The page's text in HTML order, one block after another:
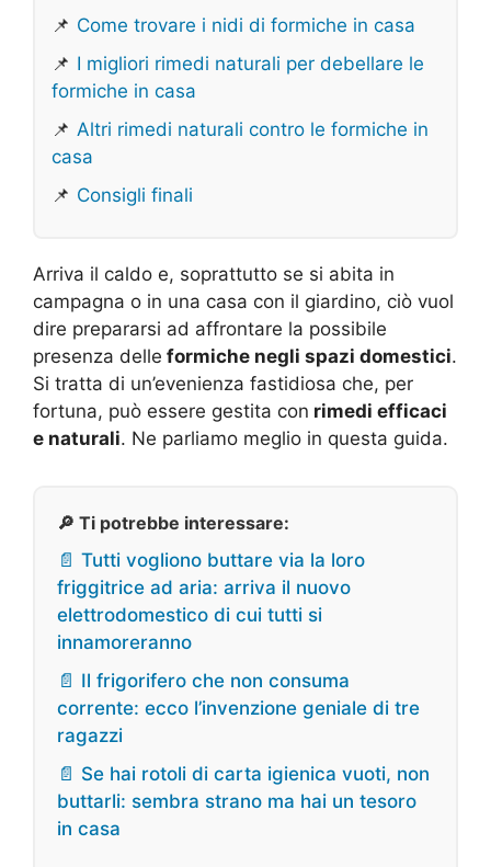
📌 Come trovare i nidi di formiche in casa
📌 I migliori rimedi naturali per debellare le
formiche in casa
📌 Altri rimedi naturali contro le formiche in
casa
📌 Consigli finali
Arriva il caldo e, soprattutto se si abita in
campagna o in una casa con il giardino, ciò vuol
dire prepararsi ad affrontare la possibile
presenza delle formiche negli spazi domestici.
Si tratta di un’evenienza fastidiosa che, per
fortuna, può essere gestita con rimedi efficaci
e naturali. Ne parliamo meglio in questa guida.
🔎 Ti potrebbe interessare:
📄 Tutti vogliono buttare via la loro
friggitrice ad aria: arriva il nuovo
elettrodomestico di cui tutti si
innamoreranno
📄 Il frigorifero che non consuma
corrente: ecco l’invenzione geniale di tre
ragazzi
📄 Se hai rotoli di carta igienica vuoti, non
buttarli: sembra strano ma hai un tesoro
in casa